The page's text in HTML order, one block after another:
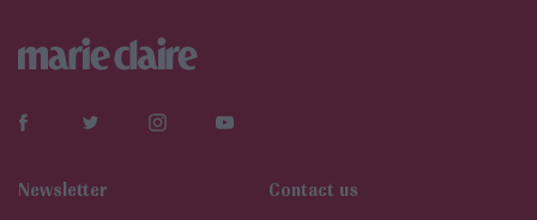
Newsletter Contact us